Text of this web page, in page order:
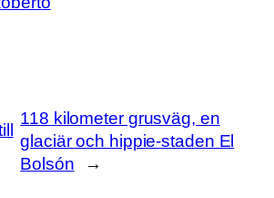
118 kilometer grusväg, en
glaciär och hippie-staden El
Bolsón
→